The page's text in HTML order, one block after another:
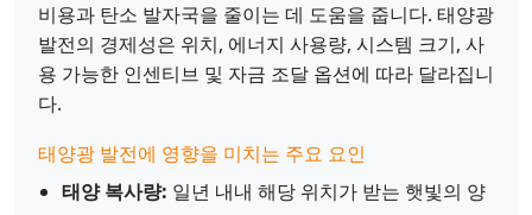
비용과 탄소 발자국을 줄이는 데 도움을 줍니다. 태양광
발전의 경제성은 위치, 에너지 사용량, 시스템 크기, 사
용 가능한 인센티브 및 자금 조달 옵션에 따라 달라집니
다.
태양광 발전에 영향을 미치는 주요 요인
태양 복사량: 일년 내내 해당 위치가 받는 햇빛의 양